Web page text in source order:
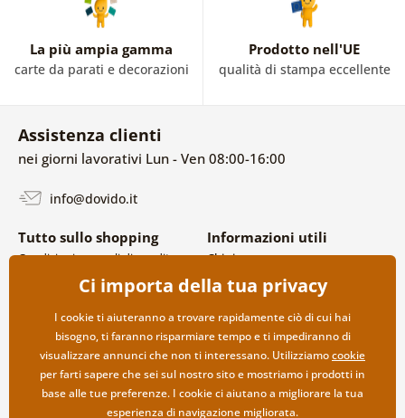
La più ampia gamma
carte da parati e decorazioni
Prodotto nell'UE
qualità di stampa eccellente
Assistenza clienti
nei giorni lavorativi Lun - Ven 08:00-16:00
info@dovido.it
Tutto sullo shopping
Condizioni generali di vendita e
Politica sulla privacy
Opzioni di spedizione e
pagamento
Reso della merce
Informazioni utili
Chi siamo
FAQ
Contatti
Collaborazione all’ingrosso
Ci importa della tua privacy
I cookie ti aiuteranno a trovare rapidamente ciò di cui hai
bisogno, ti faranno risparmiare tempo e ti impediranno di
visualizzare annunci che non ti interessano. Utilizziamocookie
per farti sapere che sei sul nostro sito e mostriamo i prodotti in
base alle tue preferenze. I cookie ci aiutano a migliorare la tua
esperienza di navigazione migliorata.